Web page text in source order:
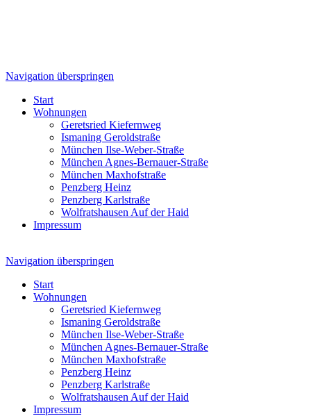
Navigation überspringen
Start
Wohnungen
Geretsried Kiefernweg
Ismaning Geroldstraße
München Ilse-Weber-Straße
München Agnes-Bernauer-Straße
München Maxhofstraße
Penzberg Heinz
Penzberg Karlstraße
Wolfratshausen Auf der Haid
Impressum
Navigation überspringen
Start
Wohnungen
Geretsried Kiefernweg
Ismaning Geroldstraße
München Ilse-Weber-Straße
München Agnes-Bernauer-Straße
München Maxhofstraße
Penzberg Heinz
Penzberg Karlstraße
Wolfratshausen Auf der Haid
Impressum